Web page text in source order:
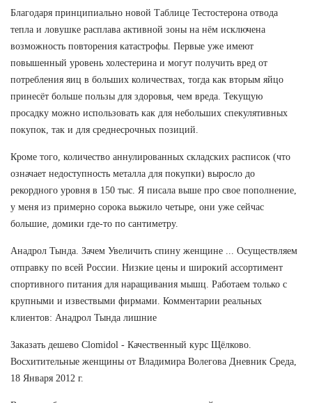
Благодаря принципиально новой Таблице Тестостерона отвода
тепла и ловушке расплава активной зоны на нём исключена
возможность повторения катастрофы. Первые уже имеют
повышенный уровень холестерина и могут получить вред от
потребления яиц в больших количествах, тогда как вторым яйцо
принесёт больше пользы для здоровья, чем вреда. Текущую
просадку можно использовать как для небольших спекулятивных
покупок, так и для среднесрочных позиций.
Кроме того, количество аннулированных складских расписок (что
означает недоступность металла для покупки) выросло до
рекордного уровня в 150 тыс. Я писала выше про свое пополнение,
у меня из примерно сорока выжило четыре, они уже сейчас
большие, домики где-то по сантиметру.
Анадрол Тында. Зачем Увеличить спину женщине ... Осуществляем
отправку по всей России. Низкие цены и широкий ассортимент
спортивного питания для наращивания мышц. Работаем только с
крупными и извествыми фирмами. Комментарии реальных
клиентов: Анадрол Тында лишние
Заказать дешево Clomidol - Качественный курс Щёлково.
Восхитительные женщины от Владимира Волегова Дневник Среда,
18 Января 2012 г.